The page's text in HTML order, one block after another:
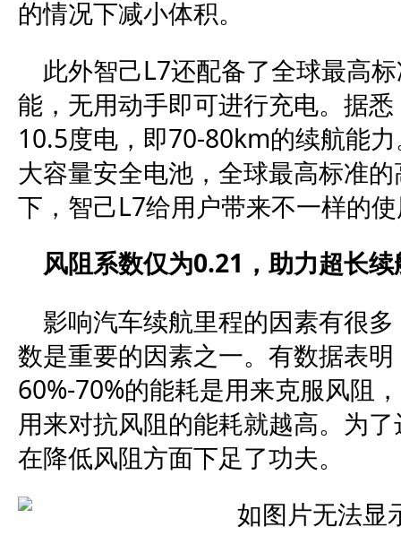
的情况下减小体积。
此外智己L7还配备了全球最高
能，无用动手即可进行充电。据
10.5度电，即70-80km的续航能
大容量安全电池，全球最高标准
下，智己L7给用户带来不一样的
风阻系数仅为0.21，助力超长续
影响汽车续航里程的因素有很
数是重要的因素之一。有数据表
60%-70%的能耗是用来克服风阻
用来对抗风阻的能耗就越高。为
在降低风阻方面下足了功夫。